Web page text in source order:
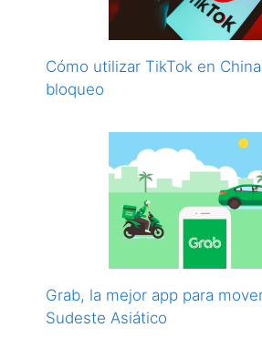
Cómo utilizar TikTok en
bloqueo
Grab, la mejor app para
Sudeste Asiático